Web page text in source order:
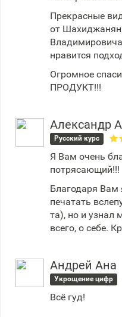
Прекрасные
от
нравится
Огромное
ПРОДУКТ!!!
Александр
Русский курс
Я Вам очень
потрясающий!!!
Благодаря Вам
печатать
та), но и узнал
всего, о себе.
Андрей Ана
Укрощение цифр
Всё гуд!